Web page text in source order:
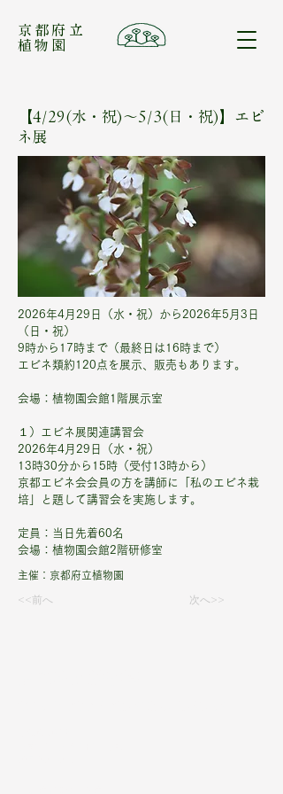
​京都府立
植物園
【4/29(水・祝)～5/3(日・祝)】エビ
ネ展
2026年4月29日（水・祝）から2026年5月3日
（日・祝）
9時から17時まで（最終日は16時まで）
エビネ類約120点を展示、販売もあります。
会場：植物園会館1階展示室
１）エビネ展関連講習会
2026年4月29日（水・祝）
13時30分から15時（受付13時から）
京都エビネ会会員の方を講師に「私のエビネ栽
培」と題して講習会を実施します。
定員：当日先着60名
会場：植物園会館2階研修室
主催：京都府立植物園
<<前へ 次へ>>